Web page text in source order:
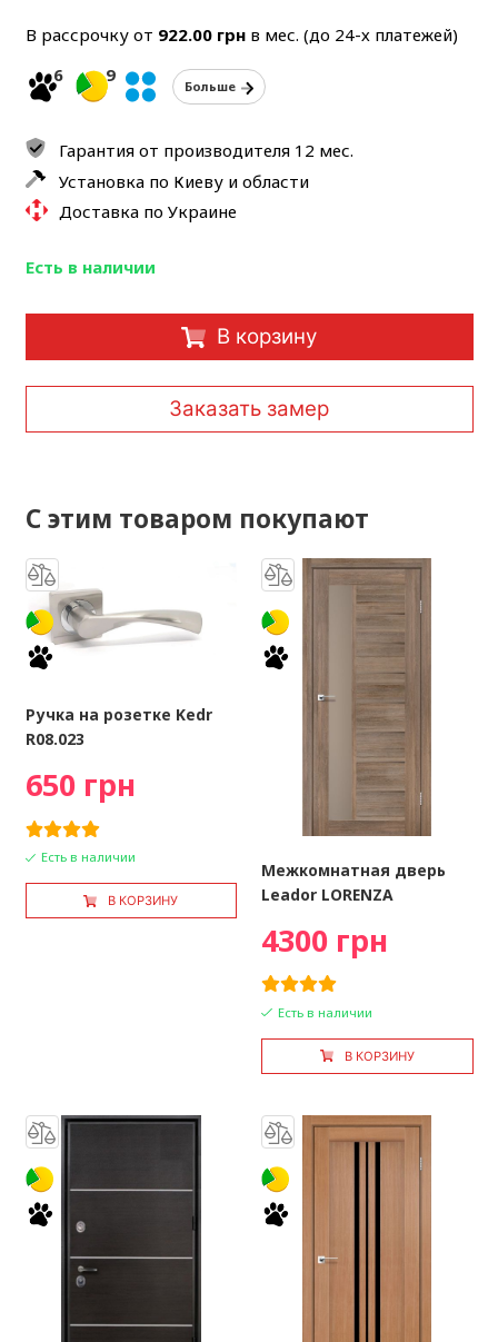
В рассрочку от 922.00грнв мес. (до 24-х платежей)
6
9
Больше
Гарантия от производителя 12 мес.
Установка по Киеву и области
Доставка по Украине
Есть в наличии
В корзину
Заказать замер
С этим товаром покупают
Ручка на розетке Kedr
R08.023
650 грн
Есть в наличии
В КОРЗИНУ
Межкомнатная дверь
Leador LORENZA
4300 грн
Есть в наличии
В КОРЗИНУ